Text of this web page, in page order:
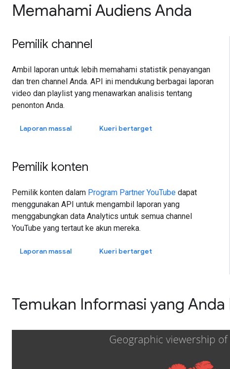
Memahami Audiens Anda
Pemilik channel
Ambil laporan untuk lebih memahami statistik penayangan
dan tren channel Anda. API ini mendukung berbagai laporan
video dan playlist yang menawarkan analisis tentang
penonton Anda.
Laporan massal Kueri bertarget
Pemilik konten
Pemilik konten dalam Program Partner YouTube dapat
menggunakan API untuk mengambil laporan yang
menggabungkan data Analytics untuk semua channel
YouTube yang tertaut ke akun mereka.
Laporan massal Kueri bertarget
Temukan Informasi yang Anda